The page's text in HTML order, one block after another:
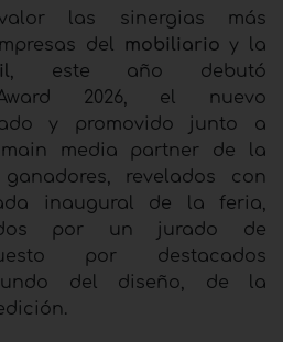
las sinergias más
del mobiliario y la
, este año debutó
Award 2026, el nuevo
y promovido junto a
main media partner de la
revelados con
inaugural de la feria,
por un jurado de
por destacados
del diseño, de la